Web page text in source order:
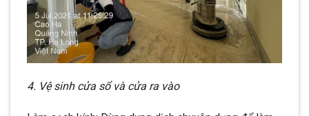
4. Vệ sinh cửa sổ và cửa ra vào